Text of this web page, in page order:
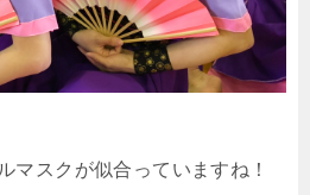
マスクが似合っていますね！